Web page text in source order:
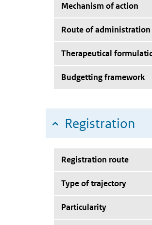
Mechanism of action
Route of administration
Therapeutical
Budgetting framework
Registration
Registration route
Type of trajectory
Particularity